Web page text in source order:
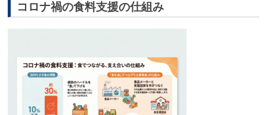
コロナ禍の食料支援の仕組み